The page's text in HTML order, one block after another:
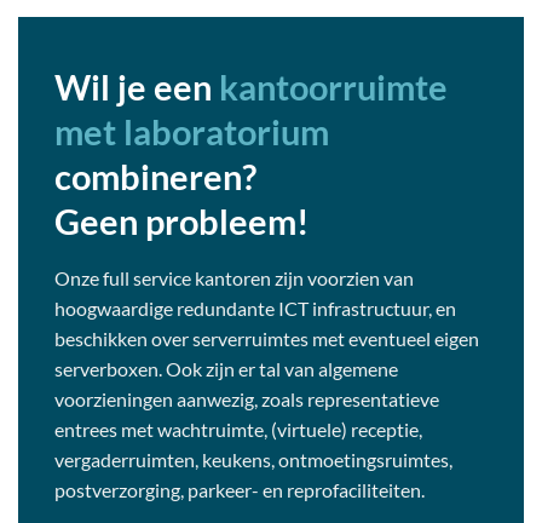
Wil je een kantoorruimte
met laboratorium
combineren?
Geen probleem!
Onze full service kantoren zijn voorzien van
hoogwaardige redundante ICT infrastructuur, en
beschikken over serverruimtes met eventueel eigen
serverboxen. Ook zijn er tal van algemene
voorzieningen aanwezig, zoals representatieve
entrees met wachtruimte, (virtuele) receptie,
vergaderruimten, keukens, ontmoetingsruimtes,
postverzorging, parkeer- en reprofaciliteiten.